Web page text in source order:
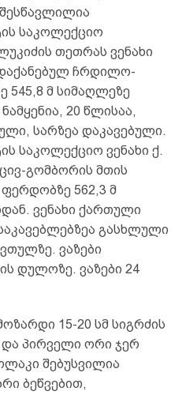
საკოლექციო
თეთრას ვენახი
ჩრდილო-
მ სიმაღლეზე
20 წლისაა,
სარზეა დაკავებული.
საკოლექციო ვენახი ქ.
გომბორის მთის
562,3 მ
ვენახი ქართული
გასხლული
ვაზები
დულოზე. ვაზები 24
15-20 სმ სიგრძის
პირველი ორი ჯერ
შებუსვილია
ბეწვებით,